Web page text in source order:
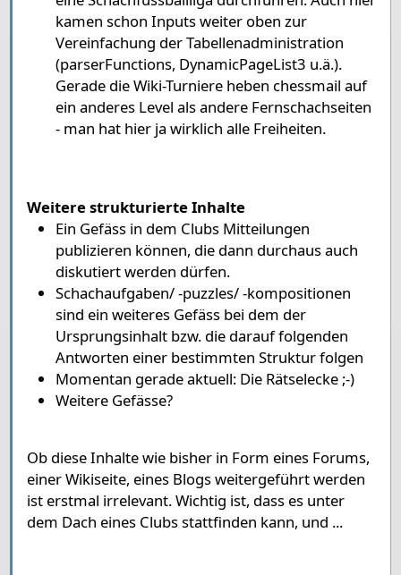
kamen schon Inputs weiter oben zur
Vereinfachung der Tabellenadministration
(parserFunctions, DynamicPageList3 u.ä.).
Gerade die Wiki-Turniere heben chessmail auf
ein anderes Level als andere Fernschachseiten
- man hat hier ja wirklich alle Freiheiten.
Weitere strukturierte Inhalte
Ein Gefäss in dem Clubs Mitteilungen
publizieren können, die dann durchaus auch
diskutiert werden dürfen.
Schachaufgaben/ -puzzles/ -kompositionen
sind ein weiteres Gefäss bei dem der
Ursprungsinhalt bzw. die darauf folgenden
Antworten einer bestimmten Struktur folgen
Momentan gerade aktuell: Die Rätselecke ;-)
Weitere Gefässe?
Ob diese Inhalte wie bisher in Form eines Forums,
einer Wikiseite, eines Blogs weitergeführt werden
ist erstmal irrelevant. Wichtig ist, dass es unter
dem Dach eines Clubs stattfinden kann, und ...